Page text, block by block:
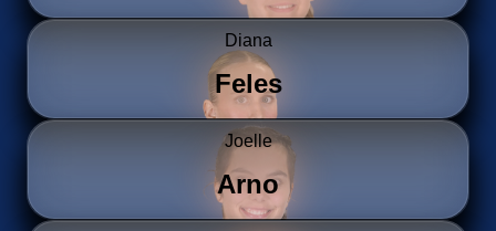
Diana
Feles
Joelle
Arno